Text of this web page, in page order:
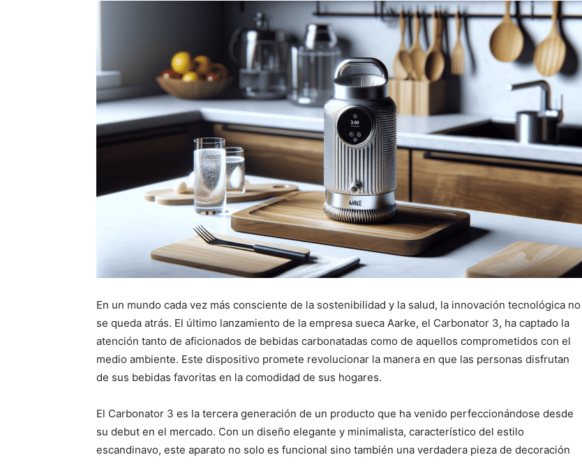
En un mundo cada vez más consciente de la sostenibilidad y la salud, la innovación tecnológica no
se queda atrás. El último lanzamiento de la empresa sueca Aarke, el Carbonator 3, ha captado la
atención tanto de aficionados de bebidas carbonatadas como de aquellos comprometidos con el
medio ambiente. Este dispositivo promete revolucionar la manera en que las personas disfrutan
de sus bebidas favoritas en la comodidad de sus hogares.
El Carbonator 3 es la tercera generación de un producto que ha venido perfeccionándose desde
su debut en el mercado. Con un diseño elegante y minimalista, característico del estilo
escandinavo, este aparato no solo es funcional sino también una verdadera pieza de decoración